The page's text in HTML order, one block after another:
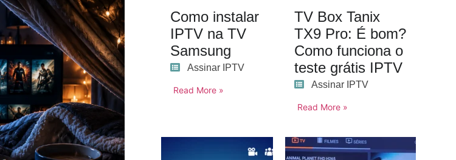
Como instalar
IPTV na TV
Samsung
Assinar IPTV
Read More »
TV Box Tanix
TX9 Pro: É bom?
Como funciona o
teste grátis IPTV
Assinar IPTV
Read More »